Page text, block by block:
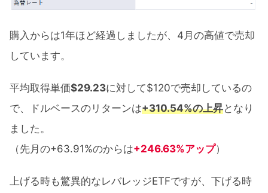
購入からは1年ほど経過しましたが、4月の高値で売却
しています。
平均取得単価$29.23に対して$120で売却しているの
で、ドルベースのリターンは+310.54%の上昇となり
ました。
（先月の+63.91%のからは+246.63%アップ）
上げる時も驚異的なレバレッジETFですが、下げる時